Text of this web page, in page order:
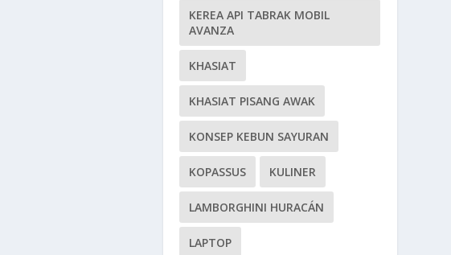
KEREA API TABRAK MOBIL
AVANZA
KHASIAT
KHASIAT PISANG AWAK
KONSEP KEBUN SAYURAN
KOPASSUS KULINER
LAMBORGHINI HURACÁN
LAPTOP